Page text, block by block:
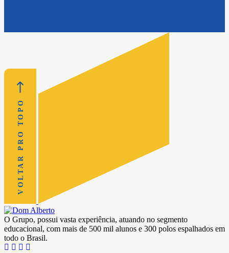
VOLTAR PRO TOPO
O Grupo, possui vasta experiência, atuando no segmento
educacional, com mais de 500 mil alunos e 300 polos espalhados em
todo o Brasil.